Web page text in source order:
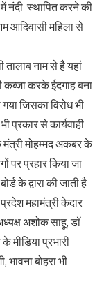
नंदी स्थापित करने की
आदिवासी महिला से
तालाब नाम से है यहां
कब्जा करके ईदगाह बना
जिसका विरोध भी
प्रकार से कार्यवाही
मंत्री मोहम्मद अकबर के
पर प्रहार किया जा
के द्वारा की जाती है
महामंत्री केदार
अशोक साहू, डॉ
मीडिया प्रभारी
बोहरा भी